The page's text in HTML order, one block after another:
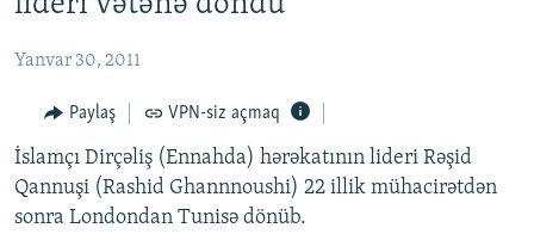
qayıt
#ƏSLINDƏ
FƏRQƏ BAX
QANUNI DOĞRU
ARAŞDIRMA
Yanvar 30, 2011
Paylaş VPN-siz açmaq
İslamçı Dirçəliş (Ennahda) hərəkatının lideri Rəşid
Qannuşi (Rashid Ghannnoushi) 22 illik mühacirətdən
sonra Londondan Tunisə dönüb.